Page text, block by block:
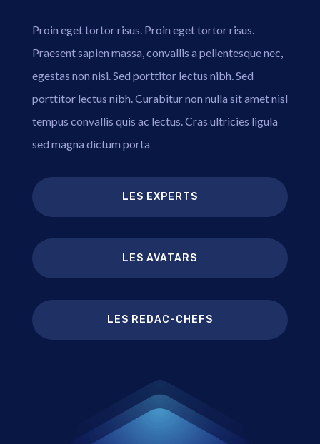
Proin eget tortor risus. Proin eget tortor risus.
Praesent sapien massa, convallis a pellentesque nec,
egestas non nisi. Sed porttitor lectus nibh. Sed
porttitor lectus nibh. Curabitur non nulla sit amet nisl
tempus convallis quis ac lectus. Cras ultricies ligula
sed magna dictum porta
LES EXPERTS
LES AVATARS
LES REDAC-CHEFS